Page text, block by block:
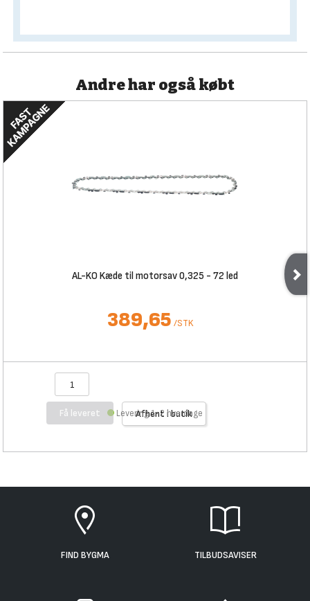
Andre har også købt
AL-KO Kæde til motorsav 0,325 - 72 led
389,65 /STK
Få leveret Afhent i butik
Levering 1-2 hverdage
FIND BYGMA TILBUDSAVISER